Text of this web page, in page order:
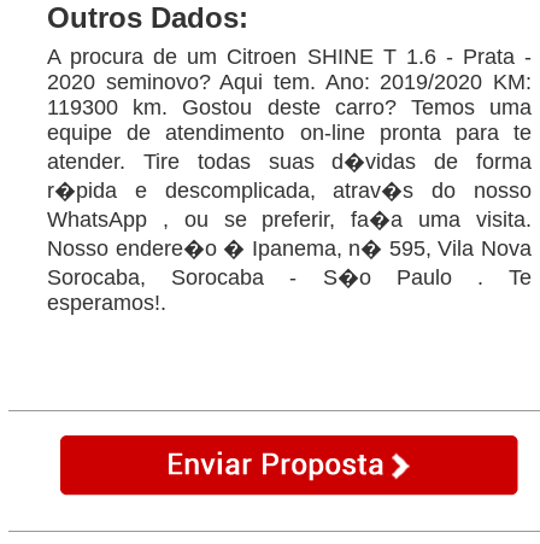
Outros Dados:
A procura de um Citroen SHINE T 1.6 - Prata -
2020 seminovo? Aqui tem. Ano: 2019/2020 KM:
119300 km. Gostou deste carro? Temos uma
equipe de atendimento on-line pronta para te
atender. Tire todas suas d�vidas de forma
r�pida e descomplicada, atrav�s do nosso
WhatsApp , ou se preferir, fa�a uma visita.
Nosso endere�o � Ipanema, n� 595, Vila Nova
Sorocaba, Sorocaba - S�o Paulo . Te
esperamos!.